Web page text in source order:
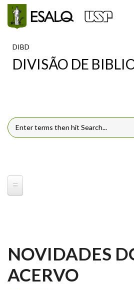
Pular para o conteúdo principal
DIBD
DIVISÃO DE
FORMULÁRIO DE
NOVIDADES
ACERVO